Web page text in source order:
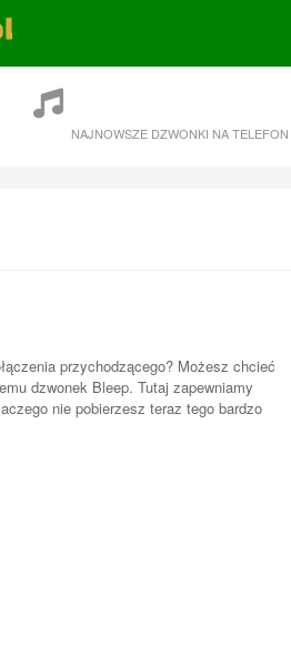
NAJNOWSZE DZWONKI NA TELEFON
przychodzącego? Możesz chcieć
dzwonek Bleep. Tutaj zapewniamy
nie pobierzesz teraz tego bardzo